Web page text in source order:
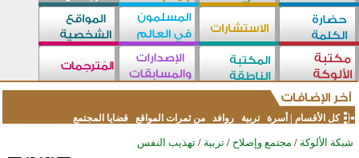
كل الأقسام أسرة تربية روافد من ثمرات المواقع قضايا المجتمع
شبكة الألوكة / مجتمع وإصلاح / تربية / تهذيب النفس